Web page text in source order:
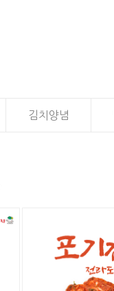
김치양념